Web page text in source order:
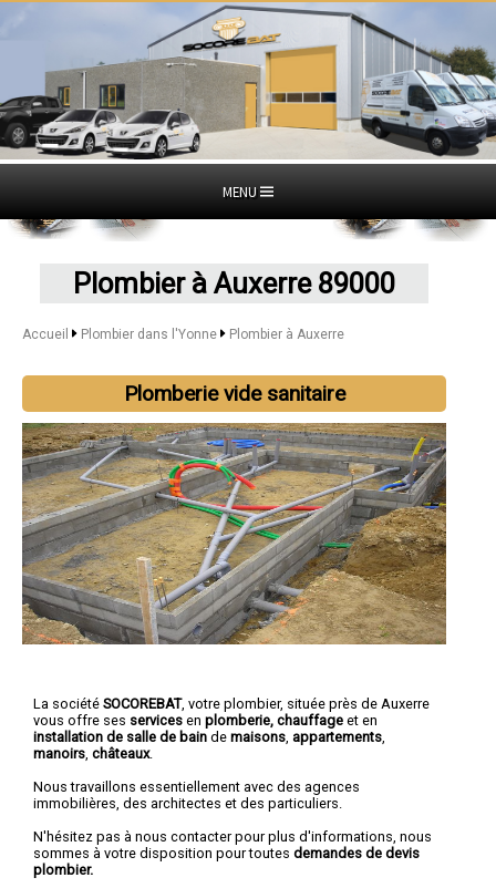
MENU
Plombier à Auxerre 89000
Accueil Plombier dans l'Yonne Plombier à Auxerre
Plomberie vide sanitaire
La société SOCOREBAT, votre plombier, située près de Auxerre
vous offre ses services en plomberie, chauffage et en
installation de salle de bain de maisons appartements
manoirs châteaux.
Nous travaillons essentiellement avec des agences
immobilières, des architectes et des particuliers.
N'hésitez pas à nous contacter pour plus d'informations, nous
sommes à votre disposition pour toutes demandes de devis
plombier.